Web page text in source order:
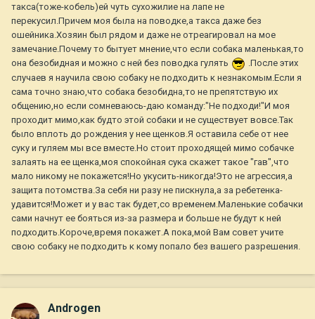
такса(тоже-кобель)ей чуть сухожилие на лапе не
перекусил.Причем моя была на поводке,а такса даже без
ошейника.Хозяин был рядом и даже не отреагировал на мое
замечание.Почему то бытует мнение,что если собака маленькая,то
она безобидная и можно с ней без поводка гулять
.После этих
случаев я научила свою собаку не подходить к незнакомым.Если я
сама точно знаю,что собака безобидна,то не препятствую их
общению,но если сомневаюсь-даю команду:"Не подходи!"И моя
проходит мимо,как будто этой собаки и не существует вовсе.Так
было вплоть до рождения у нее щенков.Я оставила себе от нее
суку и гуляем мы все вместе.Но стоит проходящей мимо собачке
залаять на ее щенка,моя спокойная сука скажет такое "гав",что
мало никому не покажется!Но укусить-никогда!Это не агрессия,а
защита потомства.За себя ни разу не пискнула,а за ребетенка-
удавится!Может и у вас так будет,со временем.Маленькие собачки
сами начнут ее бояться из-за размера и больше не будут к ней
подходить.Короче,время покажет.А пока,мой Вам совет учите
свою собаку не подходить к кому попало без вашего разрешения.
Androgen